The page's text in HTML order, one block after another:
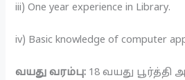
iii) One year experience in Library.
iv) Basic knowledge of computer
வயது வரம்பு: 18 வயது